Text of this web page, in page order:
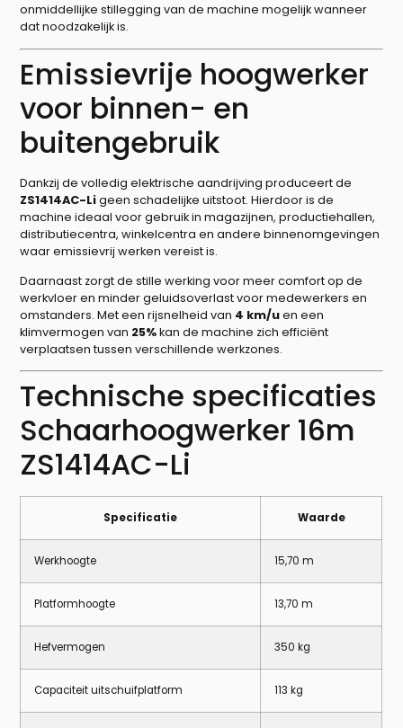
onmiddellijke stillegging van de machine mogelijk wanneer
dat noodzakelijk is.
Emissievrije hoogwerker
voor binnen- en
buitengebruik
Dankzij de volledig elektrische aandrijving produceert de
ZS1414AC-Ligeen schadelijke uitstoot. Hierdoor is de
machine ideaal voor gebruik in magazijnen, productiehallen,
distributiecentra, winkelcentra en andere binnenomgevingen
waar emissievrij werken vereist is.
Daarnaast zorgt de stille werking voor meer comfort op de
werkvloer en minder geluidsoverlast voor medewerkers en
omstanders. Met een rijsnelheid van 4 km/uen een
klimvermogen van 25%kan de machine zich efficiënt
verplaatsen tussen verschillende werkzones.
Technische specificaties
Schaarhoogwerker 16m
ZS1414AC-Li
Specificatie Waarde
Werkhoogte 15,70 m
Platformhoogte 13,70 m
Hefvermogen 350 kg
Capaciteit uitschuifplatform 113 kg